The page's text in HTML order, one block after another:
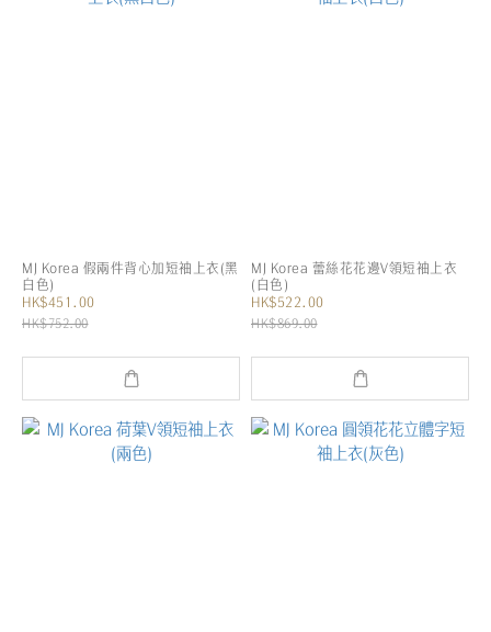
MJ Korea 假兩件背心加短袖上衣(黑
白色)
HK$451.00
HK$752.00
MJ Korea 蕾絲花花邊V領短袖上衣
(白色)
HK$522.00
HK$869.00